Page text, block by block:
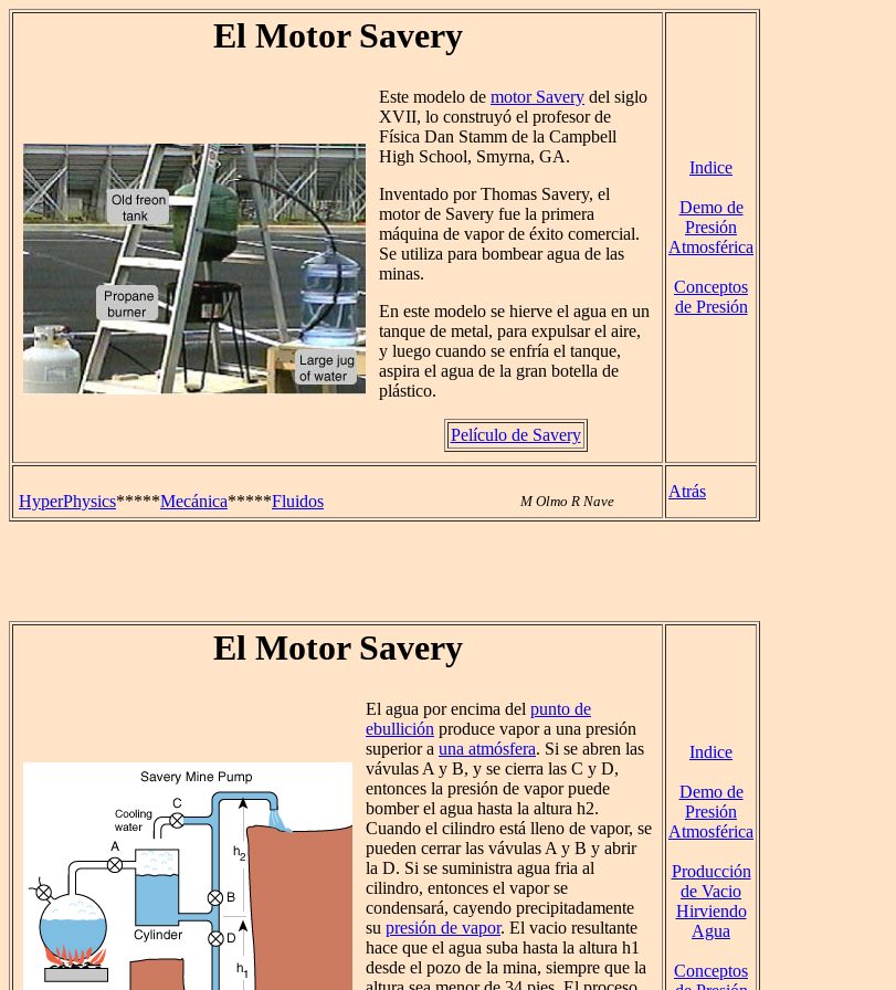
El Motor Savery
Este modelo de motor Savery del siglo
XVII, lo construyó el profesor de
Física Dan Stamm de la Campbell
High School, Smyrna, GA.
Inventado por Thomas Savery, el
motor de Savery fue la primera
máquina de vapor de éxito comercial.
Se utiliza para bombear agua de las
minas.
En este modelo se hierve el agua en un
tanque de metal, para expulsar el aire,
y luego cuando se enfría el tanque,
aspira el agua de la gran botella de
plástico.
Películo de Savery
Indice
Demo de
Presión
Atmosférica
Conceptos
de Presión
HyperPhysics*****Mecánica*****Fluidos M Olmo R Nave
Atrás
El Motor Savery
El agua por encima del punto de
ebullición produce vapor a una presión
superior a una atmósfera. Si se abren las
vávulas A y B, y se cierra las C y D,
entonces la presión de vapor puede
bomber el agua hasta la altura h2.
Cuando el cilindro está lleno de vapor, se
pueden cerrar las vávulas A y B y abrir
la D. Si se suministra agua fria al
cilindro, entonces el vapor se
condensará, cayendo precipitadamente
su presión de vapor. El vacio resultante
hace que el agua suba hasta la altura h1
desde el pozo de la mina, siempre que la
Indice
Demo de
Presión
Atmosférica
Producción
de Vacio
Hirviendo
Agua
Conceptos